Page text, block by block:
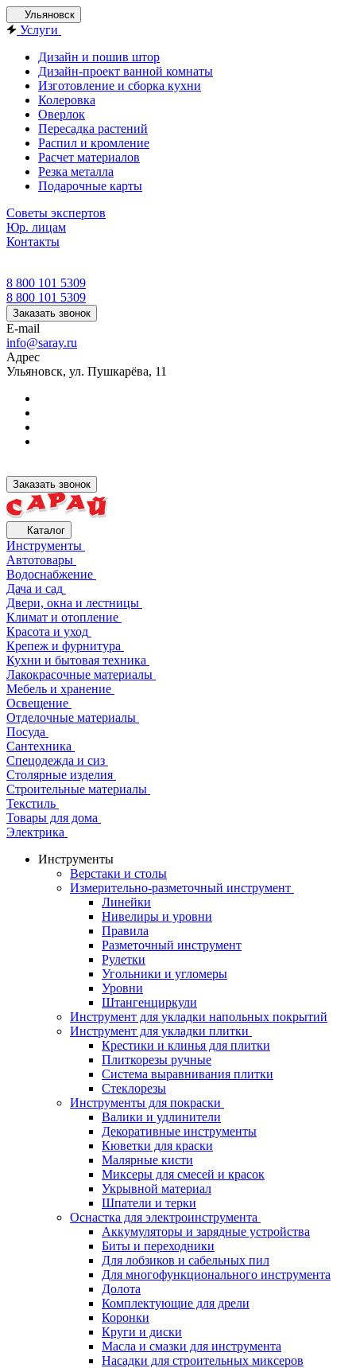
Ульяновск
Услуги
Дизайн и пошив штор
Дизайн-проект ванной комнаты
Изготовление и сборка кухни
Колеровка
Оверлок
Пересадка растений
Распил и кромление
Расчет материалов
Резка металла
Подарочные карты
Советы экспертов
Юр. лицам
Контакты
8 800 101 5309
8 800 101 5309
Заказать звонок
E-mail
info@saray.ru
Адрес
Ульяновск, ул. Пушкарёва, 11
Заказать звонок
Каталог
Инструменты
Автотовары
Водоснабжение
Дача и сад
Двери, окна и лестницы
Климат и отопление
Красота и уход
Крепеж и фурнитура
Кухни и бытовая техника
Лакокрасочные материалы
Мебель и хранение
Освещение
Отделочные материалы
Посуда
Сантехника
Спецодежда и сиз
Столярные изделия
Строительные материалы
Текстиль
Товары для дома
Электрика
Инструменты
Верстаки и столы
Измерительно-разметочный инструмент
Линейки
Нивелиры и уровни
Правила
Разметочный инструмент
Рулетки
Угольники и угломеры
Уровни
Штангенциркули
Инструмент для укладки напольных покрытий
Инструмент для укладки плитки
Крестики и клинья для плитки
Плиткорезы ручные
Система выравнивания плитки
Стеклорезы
Инструменты для покраски
Валики и удлинители
Декоративные инструменты
Кюветки для краски
Малярные кисти
Миксеры для смесей и красок
Укрывной материал
Шпатели и терки
Оснастка для электроинструмента
Аккумуляторы и зарядные устройства
Биты и переходники
Для лобзиков и сабельных пил
Для многофункционального инструмента
Долота
Комплектующие для дрели
Коронки
Круги и диски
Масла и смазки для инструмента
Насадки для строительных миксеров